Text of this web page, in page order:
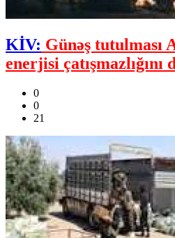
KİV: Günəş tutulması
enerjisi
0
0
21